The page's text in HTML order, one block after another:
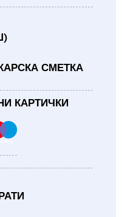
СМЕТКА
КАРТИЧКИ